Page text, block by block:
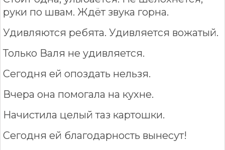
руки по швам. Ждёт звука горна.
Удивляются ребята. Удивляется вожатый.
Только Валя не удивляется.
Сегодня ей опоздать нельзя.
Вчера она помогала на кухне.
Начистила целый таз картошки.
Сегодня ей благодарность вынесут!